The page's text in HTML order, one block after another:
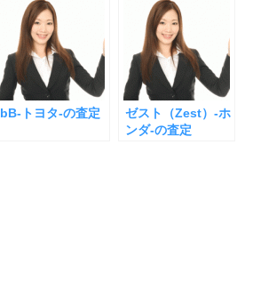
bB-トヨタ-の査定
ゼスト（Zest）-ホ
ンダ-の査定